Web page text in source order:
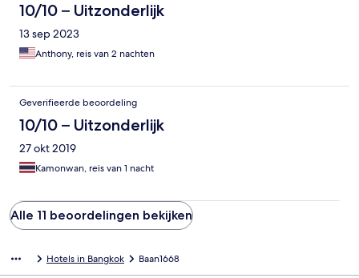
10/10 – Uitzonderlijk
13 sep 2023
Anthony, reis van 2 nachten
Geverifieerde beoordeling
10/10 – Uitzonderlijk
27 okt 2019
Kamonwan, reis van 1 nacht
Alle 11 beoordelingen bekijken
Hotels in Bangkok Baan1668